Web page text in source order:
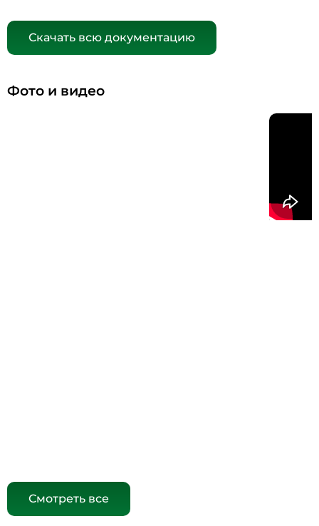
Скачать всю документацию
Фото и видео
Смотреть все